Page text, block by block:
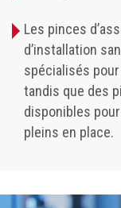
Les pinces
d’installation
spécialisés
tandis que des
disponibles
pleins en place.